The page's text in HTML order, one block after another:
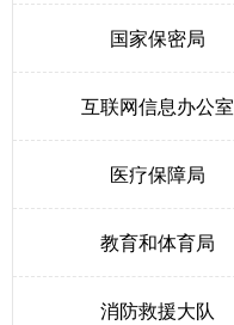
国家保密局
互联网信息办公室
医疗保障局
教育和体育局
消防救援大队